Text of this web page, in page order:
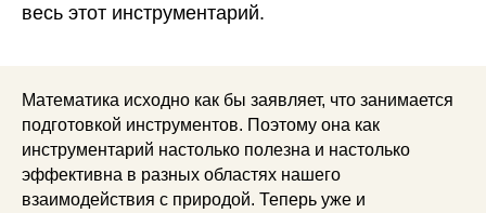
весь этот инструментарий.
Математика исходно как бы заявляет, что занимается
подготовкой инструментов. Поэтому она как
инструментарий настолько полезна и настолько
эффективна в разных областях нашего
взаимодействия с природой. Теперь уже и